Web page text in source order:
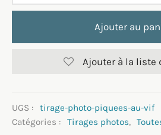
Ajouter au
Ajouter à la liste
UGS :
tirage-photo-piquees-au-vif
Catégories :
Tirages photos,